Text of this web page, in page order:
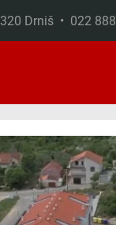
Drniš • 022